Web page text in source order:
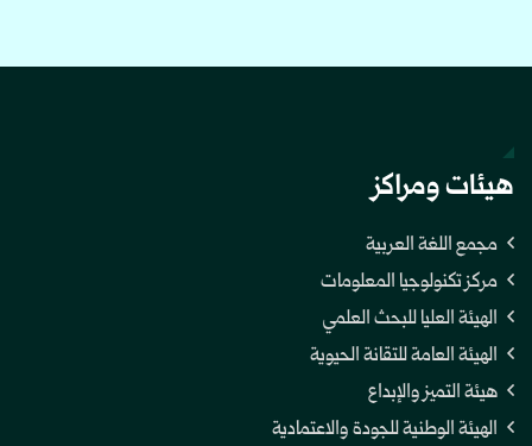
هيئات ومراكز
مجمع اللغة العربية
مركز تكنولوجيا المعلومات
الهيئة العليا للبحث العلمي
الهيئة العامة للتقانة الحيوية
هيئة التميز والإبداع
الهيئة الوطنية للجودة والاعتمادية